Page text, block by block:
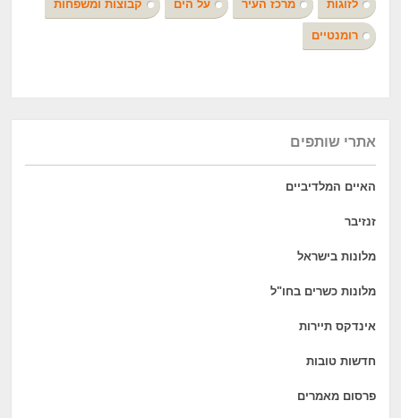
לזוגות מרכז העיר על הים קבוצות ומשפחות
רומנטיים
אתרי שותפים
האיים המלדיביים
זנזיבר
מלונות בישראל
מלונות כשרים בחו"ל
אינדקס תיירות
חדשות טובות
פרסום מאמרים